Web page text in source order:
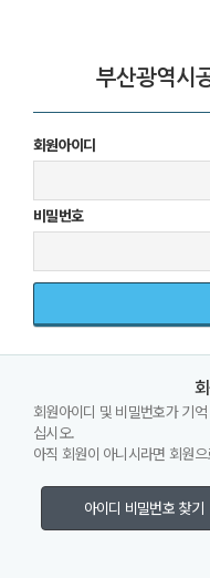
부산광역시
회원아이디
비밀번호
회원아이디 및 비밀번호가 기
십시오.
아직 회원이 아니시라면 회원
아이디 비밀번호 찾기